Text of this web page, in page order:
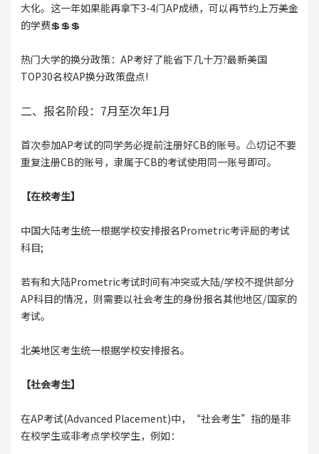
大化。这一年如果能再拿下3-4门AP成绩，可以再节约上万美金
的学费💲💲💲
热门大学的换分政策：AP考好了能省下几十万?最新美国
TOP30名校AP换分政策盘点!
二、报名阶段：7月至次年1月
首次参加AP考试的同学务必提前注册好CB的账号。⚠️切记不要
重复注册CB的账号，隶属于CB的考试使用同一账号即可。
【在校考生】
中国大陆考生统一根据学校安排报名Prometric考评局的考试
科目;
若有和大陆Prometric考试时间有冲突或大陆/学校不提供部分
AP科目的情况，则需要以社会考生的身份报名其他地区/国家的
考试。
北美地区考生统一根据学校安排报名。
【社会考生】
在AP考试(Advanced Placement)中，“社会考生”指的是非
在校学生或非考点学校学生，例如：